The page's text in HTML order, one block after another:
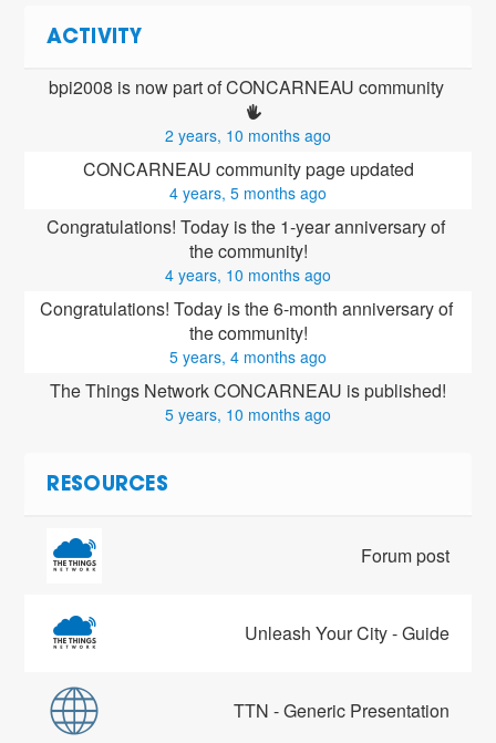
ACTIVITY
bpi2008 is now part of CONCARNEAU community
2 years, 10 months ago
CONCARNEAU community page updated
4 years, 5 months ago
Congratulations! Today is the 1-year anniversary of
the community!
4 years, 10 months ago
Congratulations! Today is the 6-month anniversary of
the community!
5 years, 4 months ago
The Things Network CONCARNEAU is published!
5 years, 10 months ago
RESOURCES
Forum post
Unleash Your City - Guide
TTN - Generic Presentation